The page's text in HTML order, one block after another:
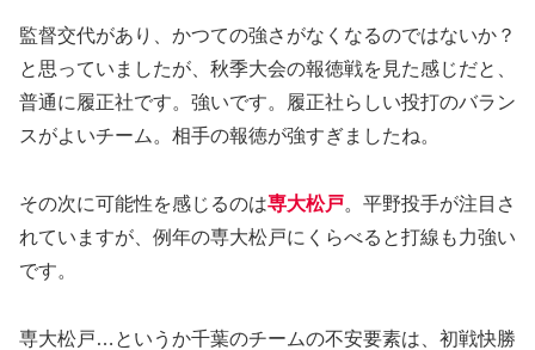
監督交代があり、かつての強さがなくなるのではないか？
と思っていましたが、秋季大会の報徳戦を見た感じだと、
普通に履正社です。強いです。履正社らしい投打のバラン
スがよいチーム。相手の報徳が強すぎましたね。
その次に可能性を感じるのは専大松戸。平野投手が注目さ
れていますが、例年の専大松戸にくらべると打線も力強い
です。
専大松戸…というか千葉のチームの不安要素は、初戦快勝